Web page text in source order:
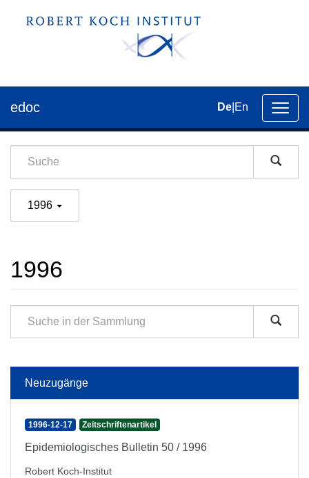
der
edoc De En
1996
1996
Neuzugänge
1996-12-17 Zeitschriftenartikel
Epidemiologisches Bulletin 50 / 1996
Robert Koch-Institut